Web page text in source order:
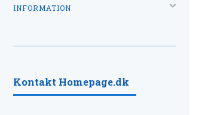
INFORMATION
Kontakt Homepage.dk